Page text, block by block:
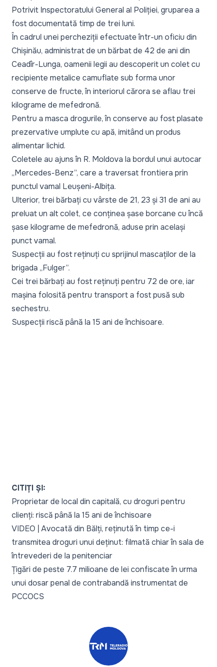
Potrivit Inspectoratului General al Poliției, gruparea a
fost documentată timp de trei luni.
În cadrul unei percheziții efectuate într-un oficiu din
Chișinău, administrat de un bărbat de 42 de ani din
Ceadîr-Lunga, oamenii legii au descoperit un colet cu
recipiente metalice camuflate sub forma unor
conserve de fructe, în interiorul cărora se aflau trei
kilograme de mefedronă.
Pentru a masca drogurile, în conserve au fost plasate
prezervative umplute cu apă, imitând un produs
alimentar lichid.
Coletele au ajuns în R. Moldova la bordul unui autocar
„Mercedes-Benz”, care a traversat frontiera prin
punctul vamal Leușeni-Albița.
Ulterior, trei bărbați cu vârste de 21, 23 și 31 de ani au
preluat un alt colet, ce conținea șase borcane cu încă
șase kilograme de mefedronă, aduse prin același
punct vamal.
Suspecții au fost reținuți cu sprijinul mascaților de la
brigada „Fulger”.
Cei trei bărbați au fost reținuți pentru 72 de ore, iar
mașina folosită pentru transport a fost pusă sub
sechestru.
Suspecții riscă până la 15 ani de închisoare.
CITIȚI ȘI:
Proprietar de local din capitală, cu droguri pentru
clienți: riscă până la 15 ani de închisoare
VIDEO | Avocată din Bălți, reținută în timp ce-i
transmitea droguri unui deținut: filmată chiar în sala de
întrevederi de la penitenciar
Țigări de peste 7.7 milioane de lei confiscate în urma
unui dosar penal de contrabandă instrumentat de
PCCOCS